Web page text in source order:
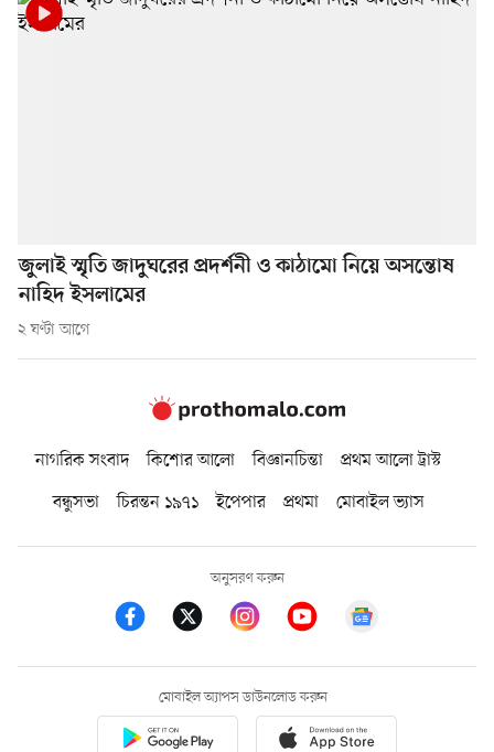
জুলাই স্মৃতি জাদুঘরের প্রদর্শনী ও কাঠামো নিয়ে অসন্তোষ
নাহিদ ইসলামের
২ ঘণ্টা আগে
নাগরিক সংবাদ কিশোর আলো বিজ্ঞানচিন্তা
প্রথম আলো ট্রাস্ট
বন্ধুসভা
চিরন্তন ১৯৭১ ইপেপার প্রথমা মোবাইল ভ্যাস
অনুসরণ করুন
মোবাইল অ্যাপস ডাউনলোড করুন